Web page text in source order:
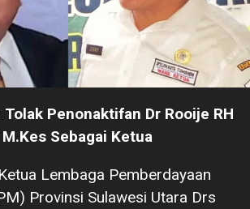
Penonaktifan Dr Rooije RH
Sebagai Ketua
Lembaga Pemberdayaan
Provinsi Sulawesi Utara Drs